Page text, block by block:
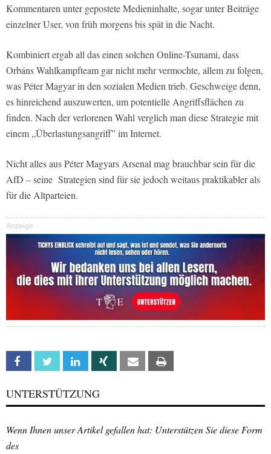
Kommentaren unter gepostete Medieninhalte, sogar unter Beiträge
einzelner User, von früh morgens bis spät in die Nacht.
Kombiniert ergab all das einen solchen Online-Tsunami, dass
Orbáns Wahlkampfteam gar nicht mehr vermochte, allem zu folgen,
was Péter Magyar in den sozialen Medien trieb. Geschweige denn,
es hinreichend auszuwerten, um potentielle Angriffsflächen zu
finden. Nach der verlorenen Wahl verglich man diese Strategie mit
einem „Überlastungsangriff” im Internet.
Nicht alles aus Péter Magyars Arsenal mag brauchbar sein für die
AfD – seine Strategien sind für sie jedoch weitaus praktikabler als
für die Altparteien.
Anzeige
Facebook Twitter Linkedin Xing Email
UNTERSTÜTZUNG
Wenn Ihnen unser Artikel gefallen hat: Unterstützen Sie diese Form
des